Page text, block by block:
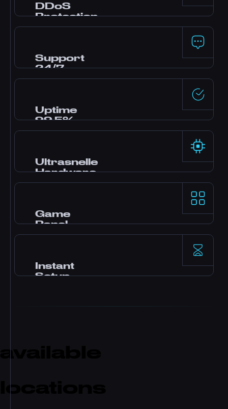
DDoS
Protection
gaming geoptimaliseerde filters. Uw server
blijft online, zelfs tijdens aanvallen.
Support
24/7
meeste vragen worden binnen enkele
minuten beantwoord.
Uptime
99,5%
rotsvaste betrouwbaarheid, ondersteund door
onze SLA.
Ultrasnelle
Hardware
AMD Ryzen 9-processors en NVMe SSD-opslag
voor veeleisende game servers.
Game
Panel
en real-time monitoring.
Instant
Setup